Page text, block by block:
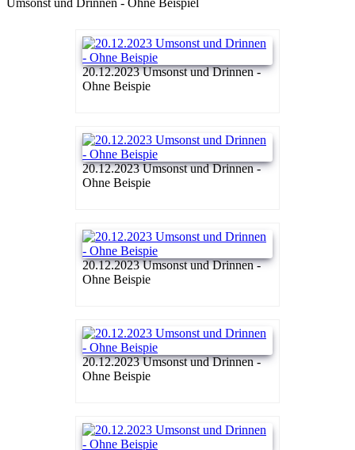
20.12.2023 Umsonst und Drinnen -
Ohne Beispie
20.12.2023 Umsonst und Drinnen -
Ohne Beispie
20.12.2023 Umsonst und Drinnen -
Ohne Beispie
20.12.2023 Umsonst und Drinnen -
Ohne Beispie